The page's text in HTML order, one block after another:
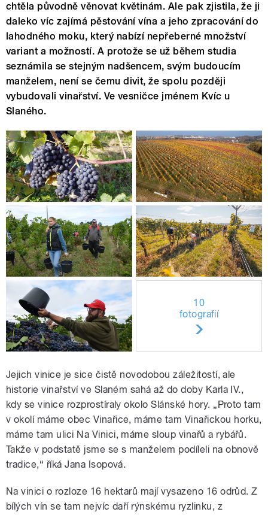
chtěla původně věnovat květinám. Ale pak zjistila, že ji
daleko víc zajímá pěstování vína a jeho zpracování do
lahodného moku, který nabízí nepřeberné množství
variant a možností. A protože se už během studia
seznámila se stejným nadšencem, svým budoucím
manželem, není se čemu divit, že spolu později
vybudovali vinařství. Ve vesničce jménem Kvíc u
Slaného.
10
fotografií
Jejich vinice je sice čistě novodobou záležitostí, ale
historie vinařství ve Slaném sahá až do doby Karla IV.,
kdy se vinice rozprostíraly okolo Slánské hory. „Proto tam
v okolí máme obec Vinařice, máme tam Vinařickou horku,
máme tam ulici Na Vinici, máme sloup vinařů a rybářů.
Takže v podstatě jsme se s manželem podíleli na obnově
tradice,“ říká Jana Isopová.
Na vinici o rozloze 16 hektarů mají vysazeno 16 odrůd. Z
bílých vín se tam nejvíc daří rýnskému ryzlinku, z